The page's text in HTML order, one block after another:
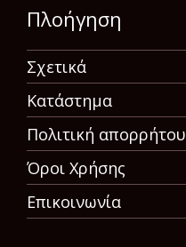
Πλοήγηση
Σχετικά
Κατάστημα
Πολιτική απορρήτου
Όροι Χρήσης
Επικοινωνία